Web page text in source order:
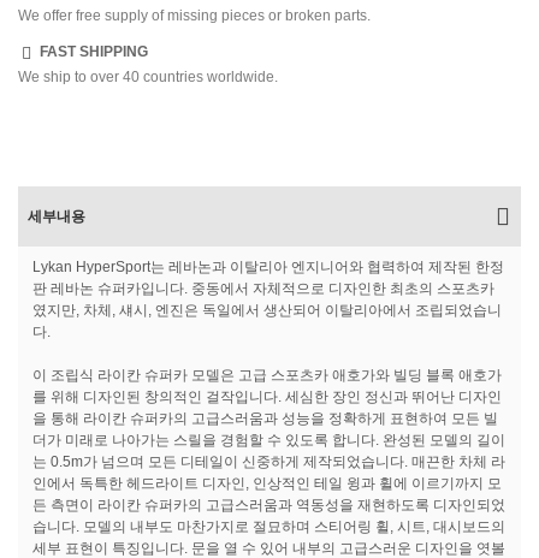
We offer free supply of missing pieces or broken parts.
FAST SHIPPING
We ship to over 40 countries worldwide.
세부내용
Lykan HyperSport는 레바논과 이탈리아 엔지니어와 협력하여 제작된 한정
판 레바논 슈퍼카입니다. 중동에서 자체적으로 디자인한 최초의 스포츠카
였지만, 차체, 섀시, 엔진은 독일에서 생산되어 이탈리아에서 조립되었습니
다.
이 조립식 라이칸 슈퍼카 모델은 고급 스포츠카 애호가와 빌딩 블록 애호가
를 위해 디자인된 창의적인 걸작입니다. 세심한 장인 정신과 뛰어난 디자인
을 통해 라이칸 슈퍼카의 고급스러움과 성능을 정확하게 표현하여 모든 빌
더가 미래로 나아가는 스릴을 경험할 수 있도록 합니다. 완성된 모델의 길이
는 0.5m가 넘으며 모든 디테일이 신중하게 제작되었습니다. 매끈한 차체 라
인에서 독특한 헤드라이트 디자인, 인상적인 테일 윙과 휠에 이르기까지 모
든 측면이 라이칸 슈퍼카의 고급스러움과 역동성을 재현하도록 디자인되었
습니다. 모델의 내부도 마찬가지로 절묘하며 스티어링 휠, 시트, 대시보드의
세부 표현이 특징입니다. 문을 열 수 있어 내부의 고급스러운 디자인을 엿볼